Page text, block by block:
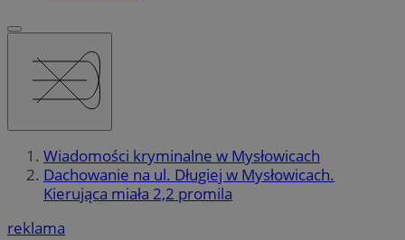
Wiadomości kryminalne w Mysłowicach
Dachowanie na ul. Długiej w Mysłowicach.
Kierująca miała 2,2 promila
reklama